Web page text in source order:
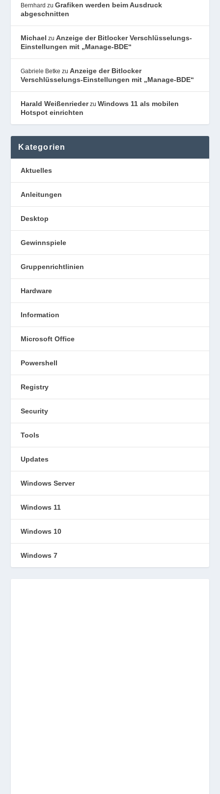
Bernhard zuGrafiken werden beim Ausdruck
abgeschnitten
Michael zuAnzeige der Bitlocker Verschlüsselungs-
Einstellungen mit „Manage-BDE“
Gabriele Betke zuAnzeige der Bitlocker
Verschlüsselungs-Einstellungen mit „Manage-BDE“
Harald WeißenriederzuWindows 11 als mobilen
Hotspot einrichten
Kategorien
Aktuelles
Anleitungen
Desktop
Gewinnspiele
Gruppenrichtlinien
Hardware
Information
Microsoft Office
Powershell
Registry
Security
Tools
Updates
Windows Server
Windows 11
Windows 10
Windows 7